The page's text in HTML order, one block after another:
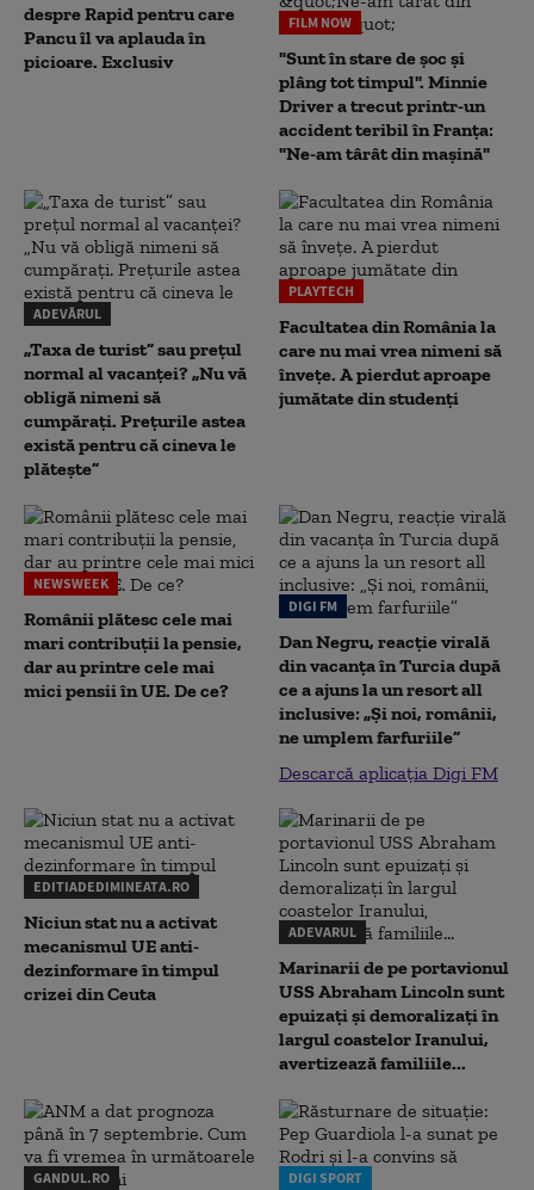
despre Rapid pentru care
Pancu îl va aplauda în
picioare. Exclusiv
FILM NOW
"Sunt în stare de șoc și
plâng tot timpul". Minnie
Driver a trecut printr-un
accident teribil în Franța:
"Ne-am târât din mașină"
ADEVĂRUL
„Taxa de turist” sau prețul
normal al vacanței? „Nu vă
obligă nimeni să
cumpărați. Prețurile astea
există pentru că cineva le
plătește”
PLAYTECH
Facultatea din România la
care nu mai vrea nimeni să
înveţe. A pierdut aproape
jumătate din studenţi
NEWSWEEK
Românii plătesc cele mai
mari contribuții la pensie,
dar au printre cele mai
mici pensii în UE. De ce?
DIGI FM
Dan Negru, reacție virală
din vacanța în Turcia după
ce a ajuns la un resort all
inclusive: „Și noi, românii,
ne umplem farfuriile”
Descarcă aplicația Digi FM
EDITIADEDIMINEATA.RO
Niciun stat nu a activat
mecanismul UE anti-
dezinformare în timpul
crizei din Ceuta
ADEVARUL
Marinarii de pe portavionul
USS Abraham Lincoln sunt
epuizați și demoralizați în
largul coastelor Iranului,
avertizează familiile...
GANDUL.RO DIGI SPORT